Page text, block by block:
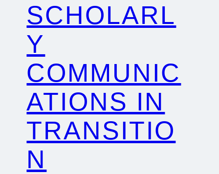
SCHOLARL
Y
COMMUNIC
ATIONS IN
TRANSITIO
N